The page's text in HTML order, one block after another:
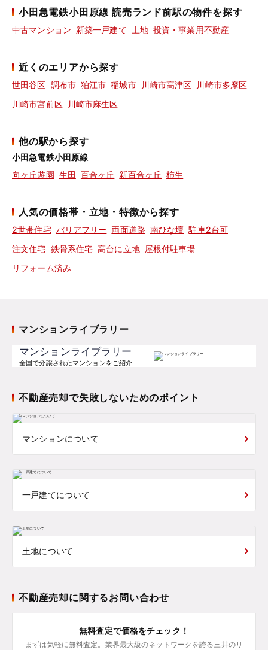
小田急電鉄小田原線 読売ランド前駅の物件を探す
中古マンション 新築一戸建て 土地 投資・事業用不動産
近くのエリアから探す
世田谷区 調布市 狛江市 稲城市 川崎市高津区
川崎市多摩区
川崎市宮前区
川崎市麻生区
他の駅から探す
小田急電鉄小田原線
向ヶ丘遊園 生田 百合ヶ丘 新百合ヶ丘 柿生
人気の価格帯・立地・特徴から探す
2世帯住宅 バリアフリー 両面道路 南ひな壇 駐車2台可
注文住宅 鉄骨系住宅 高台に立地 屋根付駐車場
リフォーム済み
マンションライブラリー
マンションライブラリー
全国で分譲されたマンションをご紹介
不動産売却で失敗しないためのポイント
マンションについて
一戸建てについて
土地について
不動産売却に関するお問い合わせ
無料査定で価格をチェック！
まずは気軽に無料査定。業界最大級のネットワークを誇る三井のリ